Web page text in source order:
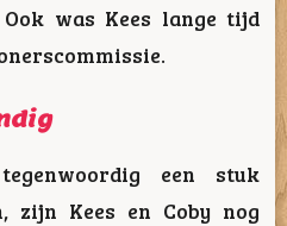
was Kees lange tijd
een stuk
zijn Kees en Coby nog